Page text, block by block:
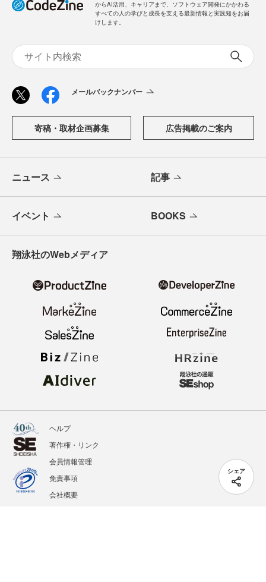
シェア
からAI活用、キャリアまで、ソフトウェア開発にかかわる
すべての人の学びと成長を支える最新情報と実践知をお届
けします。
メールバックナンバー
寄稿・取材企画募集 広告掲載のご案内
ニュース 記事
イベント BOOKS
翔泳社のWebメディア
ヘルプ
著作権・リンク
会員情報管理
免責事項
会社概要